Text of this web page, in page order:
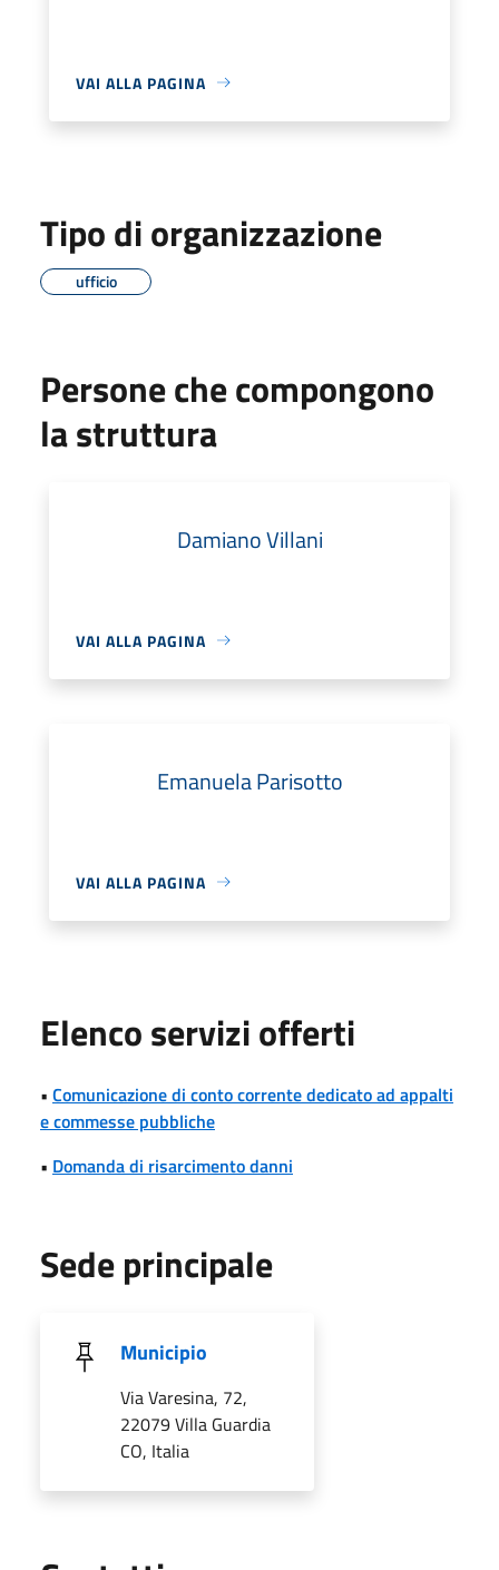
VAI ALLA PAGINA
Tipo di organizzazione
ufficio
Persone che compongono
la struttura
Damiano Villani
VAI ALLA PAGINA
Emanuela Parisotto
VAI ALLA PAGINA
Elenco servizi offerti
• Comunicazione di conto corrente dedicato ad appalti
e commesse pubbliche
• Domanda di risarcimento danni
Sede principale
Municipio
Via Varesina, 72,
22079 Villa Guardia
CO, Italia